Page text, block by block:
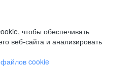
чтобы обеспечивать
веб-сайта и анализировать
cookie